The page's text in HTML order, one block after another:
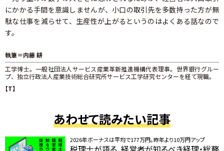
にかかる手間を意識しませんが、小口の取引先を多数持った方が無
駄な仕事を減らせて、生産性が上がるというのはよくある話なので
す。
執筆＝内藤 耕
工学博士。一般社団法人サービス産業革新推進機構代表理事。世界銀行グルー
プ、独立行政法人産業技術総合研究所サービス工学研究センターを経て現職。
【T】
あわせて読みたい記事
2026年ボーナスは平均で177万円。昨年より10万円アップ